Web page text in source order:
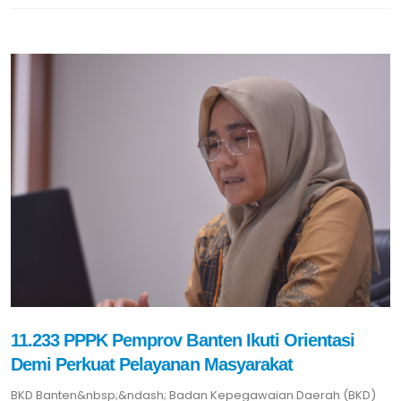
11.233 PPPK Pemprov Banten Ikuti Orientasi
Demi Perkuat Pelayanan Masyarakat
BKD Banten&nbsp;&ndash; Badan Kepegawaian Daerah (BKD)